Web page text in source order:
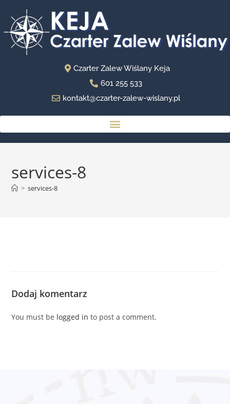
Czarter Zalew Wiślany Keja
601 255 533
kontakt@czarter-zalew-wislany.pl
services-8
> services-8
Dodaj komentarz
You must be logged in to post a comment.